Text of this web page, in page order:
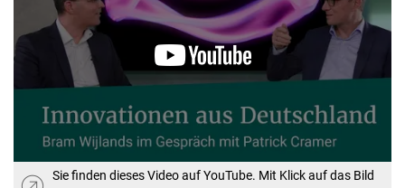
Sie finden dieses Video auf YouTube. Mit Klick auf das Bild